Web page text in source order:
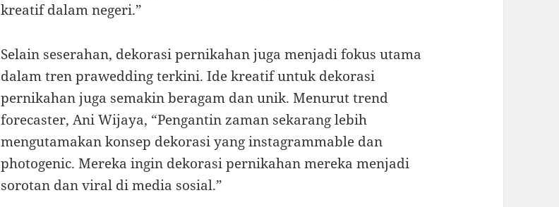
kreatif dalam negeri.”
Selain seserahan, dekorasi pernikahan juga menjadi fokus utama
dalam tren prawedding terkini. Ide kreatif untuk dekorasi
pernikahan juga semakin beragam dan unik. Menurut trend
forecaster, Ani Wijaya, “Pengantin zaman sekarang lebih
mengutamakan konsep dekorasi yang instagrammable dan
photogenic. Mereka ingin dekorasi pernikahan mereka menjadi
sorotan dan viral di media sosial.”